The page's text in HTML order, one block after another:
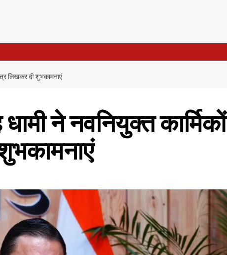
लिखकर दी शुभकामनाएं
ने नवनियुक्त कार्मिकों